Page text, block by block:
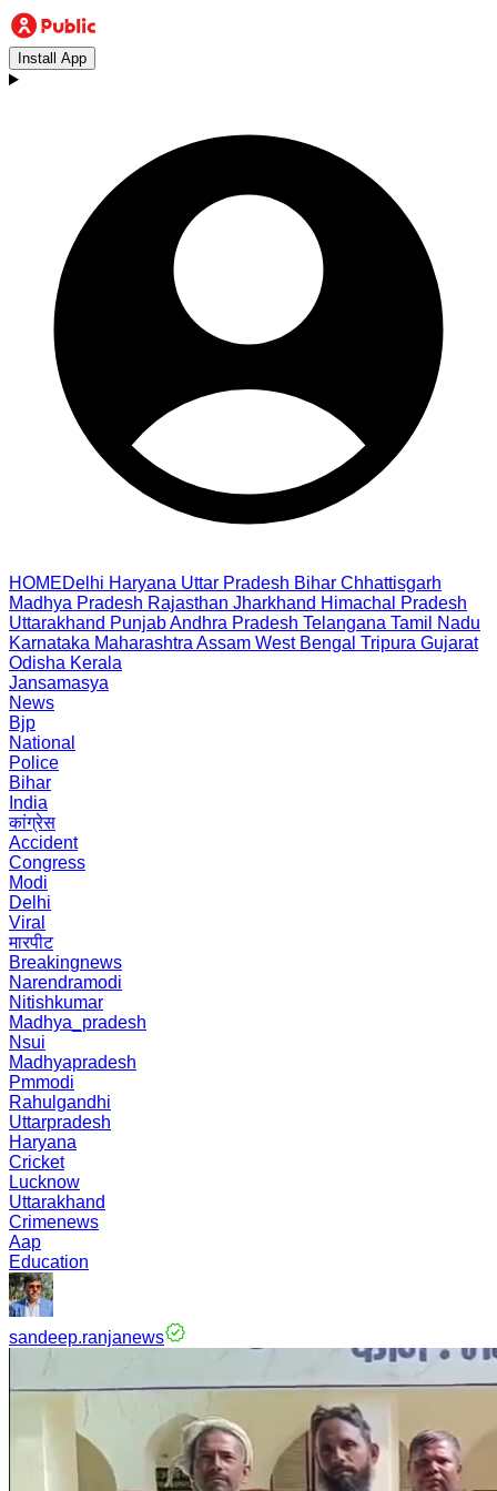
Install App
HOMEDelhi Haryana Uttar Pradesh Bihar Chhattisgarh
Madhya Pradesh Rajasthan Jharkhand Himachal Pradesh
Uttarakhand PunjabAndhra Pradesh Telangana Tamil Nadu
Karnataka Maharashtra Assam West Bengal Tripura Gujarat
Odisha Kerala
Jansamasya
News
Bjp
National
Police
Bihar
India
कांग्रेस
Accident
Congress
Modi
Delhi
Viral
मारपीट
Breakingnews
Narendramodi
Nitishkumar
Madhya_pradesh
Nsui
Madhyapradesh
Pmmodi
Rahulgandhi
Uttarpradesh
Haryana
Cricket
Lucknow
Uttarakhand
Crimenews
Aap
Education
sandeep.ranjanews